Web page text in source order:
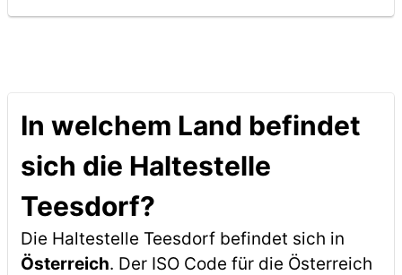
In welchem Land befindet
sich die Haltestelle
Teesdorf?
Die Haltestelle Teesdorf befindet sich in
Österreich. Der ISO Code für die Österreich